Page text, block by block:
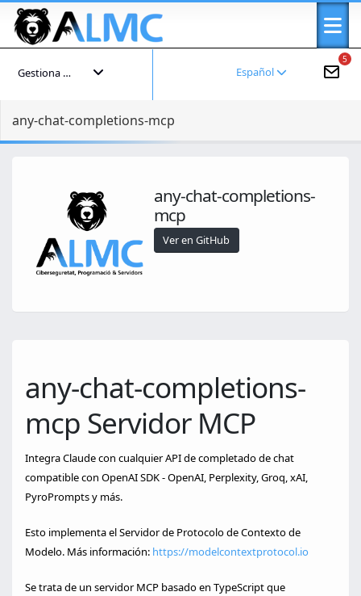
5
Español
Gestiona tu cuenta
any-chat-completions-mcp
any-chat-completions-
mcp
Ver en GitHub
any-chat-completions-
mcp Servidor MCP
Integra Claude con cualquier API de completado de chat
compatible con OpenAI SDK - OpenAI, Perplexity, Groq, xAI,
PyroPrompts y más.
Esto implementa el Servidor de Protocolo de Contexto de
Modelo. Más información: https://modelcontextprotocol.io
Se trata de un servidor MCP basado en TypeScript que